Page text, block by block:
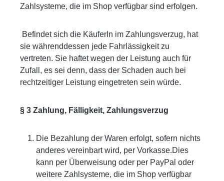
Zahlsysteme, die im Shop verfügbar sind erfolgen.
Befindet sich die KäuferIn im Zahlungsverzug, hat
sie währenddessen jede Fahrlässigkeit zu
vertreten. Sie haftet wegen der Leistung auch für
Zufall, es sei denn, dass der Schaden auch bei
rechtzeitiger Leistung eingetreten sein würde.
§ 3 Zahlung, Fälligkeit, Zahlungsverzug
Die Bezahlung der Waren erfolgt, sofern nichts
anderes vereinbart wird, per Vorkasse.Dies
kann per Überweisung oder per PayPal oder
weitere Zahlsysteme, die im Shop verfügbar